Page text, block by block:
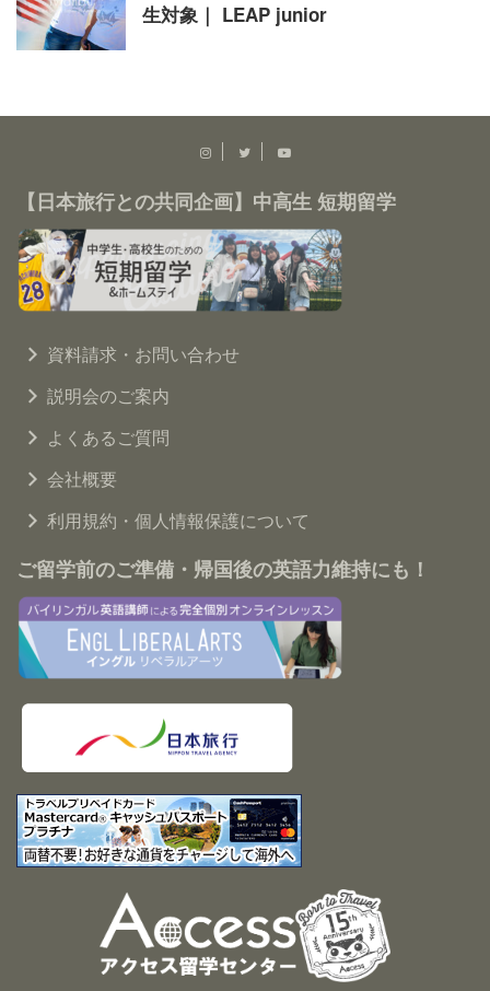
生対象｜ LEAP junior
【日本旅行との共同企画】中高生 短期留学
資料請求・お問い合わせ
説明会のご案内
よくあるご質問
会社概要
利用規約・個人情報保護について
ご留学前のご準備・帰国後の英語力維持にも！